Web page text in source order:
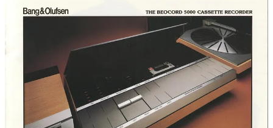
Los dos, la máquina B&O y tú sois lo mismo: un deseo afilado de
conquistar un cierto futuro y un anhelo de recuperar el pasado, o lo
Un audiófilo purista dirá que su sonido es bueno, pero no alcanza la
precisión absoluta, que en Bang & Olufsen prima la estética sobre la
analítica. Vale y qué ¿Comer es sólo nutrición? ¿Conducir es sólo
desplazamiento? ¿Vestirse es sólo protección?
Los objetos importan. Algunos más que otros. Su esencia está en lo
que hacen y lo que dicen, en lo que evocan y te hacen sentir.